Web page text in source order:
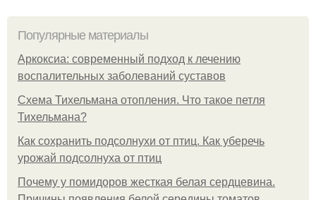
Популярные материалы
Аркоксиа: современный подход к лечению
воспалительных заболеваний суставов
Схема Тихельмана отопления. Что такое петля
Тихельмана?
Как сохранить подсолнухи от птиц. Как уберечь
урожай подсолнуха от птиц
Почему у помидоров жесткая белая сердцевина.